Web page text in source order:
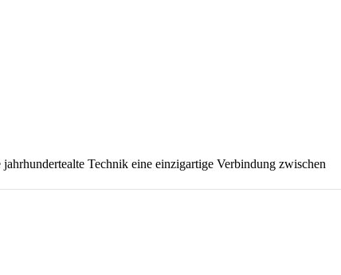
Technik eine einzigartige Verbindung zwischen